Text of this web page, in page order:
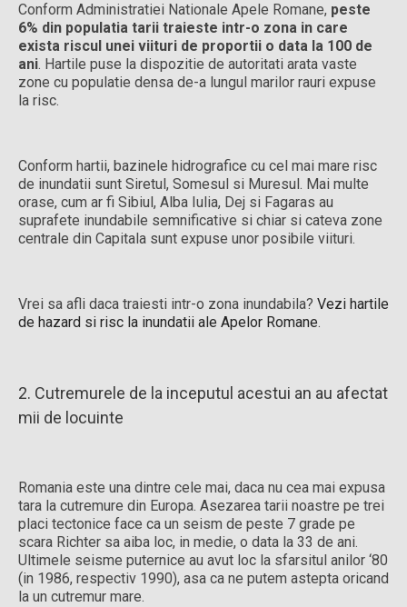
Conform Administratiei Nationale Apele Romane, peste
6% din populatia tarii traieste intr-o zona in care
exista riscul unei viituri de proportii o data la 100 de
ani. Hartile puse la dispozitie de autoritati arata vaste
zone cu populatie densa de-a lungul marilor rauri expuse
la risc.
Conform hartii, bazinele hidrografice cu cel mai mare risc
de inundatii sunt Siretul, Somesul si Muresul. Mai multe
orase, cum ar fi Sibiul, Alba Iulia, Dej si Fagaras au
suprafete inundabile semnificative si chiar si cateva zone
centrale din Capitala sunt expuse unor posibile viituri.
Vrei sa afli daca traiesti intr-o zona inundabila? Vezi hartile
de hazard si risc la inundatii ale Apelor Romane.
2. Cutremurele de la inceputul acestui an au afectat
mii de locuinte
Romania este una dintre cele mai, daca nu cea mai expusa
tara la cutremure din Europa. Asezarea tarii noastre pe trei
placi tectonice face ca un seism de peste 7 grade pe
scara Richter sa aiba loc, in medie, o data la 33 de ani.
Ultimele seisme puternice au avut loc la sfarsitul anilor ‘80
(in 1986, respectiv 1990), asa ca ne putem astepta oricand
la un cutremur mare.